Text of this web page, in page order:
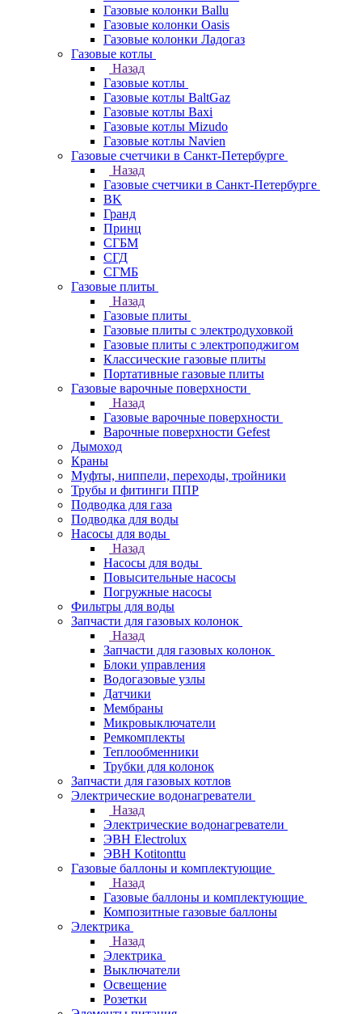
Газовые колонки Ballu
Газовые колонки Oasis
Газовые колонки Ладогаз
Газовые котлы
Назад
Газовые котлы
Газовые котлы BaltGaz
Газовые котлы Baxi
Газовые котлы Mizudo
Газовые котлы Navien
Газовые счетчики в Санкт-Петербурге
Назад
Газовые счетчики в Санкт-Петербурге
BK
Гранд
Принц
СГБМ
СГД
СГМБ
Газовые плиты
Назад
Газовые плиты
Газовые плиты с электродуховкой
Газовые плиты с электроподжигом
Классические газовые плиты
Портативные газовые плиты
Газовые варочные поверхности
Назад
Газовые варочные поверхности
Варочные поверхности Gefest
Дымоход
Краны
Муфты, ниппели, переходы, тройники
Трубы и фитинги ППР
Подводка для газа
Подводка для воды
Насосы для воды
Назад
Насосы для воды
Повысительные насосы
Погружные насосы
Фильтры для воды
Запчасти для газовых колонок
Назад
Запчасти для газовых колонок
Блоки управления
Водогазовые узлы
Датчики
Мембраны
Микровыключатели
Ремкомплекты
Теплообменники
Трубки для колонок
Запчасти для газовых котлов
Электрические водонагреватели
Назад
Электрические водонагреватели
ЭВН Electrolux
ЭВН Kotitonttu
Газовые баллоны и комплектующие
Назад
Газовые баллоны и комплектующие
Композитные газовые баллоны
Электрика
Назад
Электрика
Выключатели
Освещение
Розетки